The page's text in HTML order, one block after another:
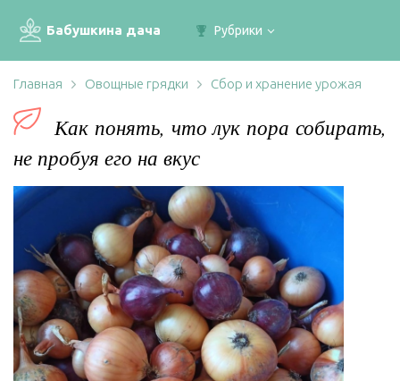
Бабушкина дача Рубрики
Главная Овощные грядки Сбор и хранение урожая
Как понять, что лук пора собирать,
не пробуя его на вкус